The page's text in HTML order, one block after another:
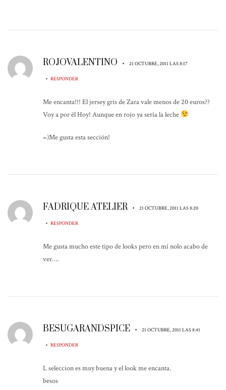
ROJOVALENTINO • 21 OCTUBRE, 2011 LAS 8:17
• RESPONDER
Me encanta!!! El jersey gris de Zara vale menos de 20 euros??
Voy a por él Hoy! Aunque en rojo ya sería la leche
=)Me gusta esta sección!
FADRIQUE ATELIER • 21 OCTUBRE, 2011 LAS 8:20
• RESPONDER
Me gusta mucho este tipo de looks pero en mí nolo acabo de
ver….
BESUGARANDSPICE • 21 OCTUBRE, 2011 LAS 8:41
• RESPONDER
L seleccion es muy buena y el look me encanta.
besos